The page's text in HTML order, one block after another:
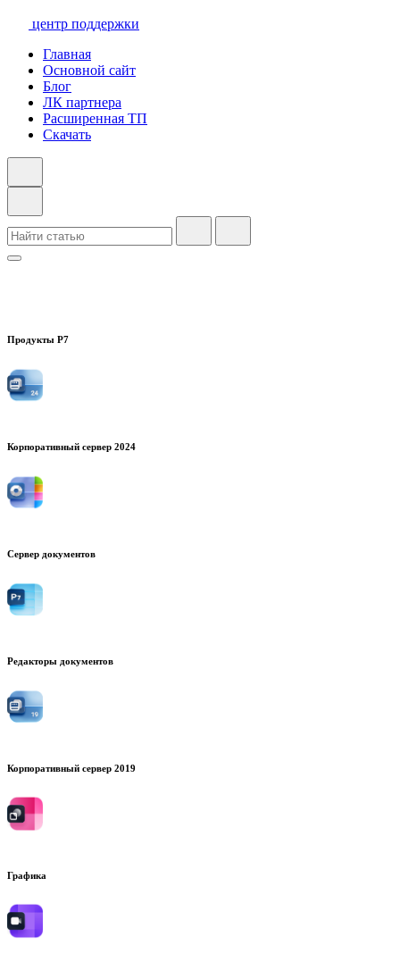
центр поддержки
Главная
Основной сайт
Блог
ЛК партнера
Расширенная ТП
Скачать
Продукты Р7
Корпоративный сервер 2024
Сервер документов
Редакторы документов
Корпоративный сервер 2019
Графика